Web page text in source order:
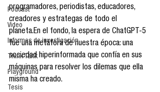
Podcast
Video
Informes de investigación
Think Tank
Playground
Tesis
programadores, periodistas, educadores,
creadores y estrategas de todo el
planeta.En el fondo, la espera de ChatGPT-5
fue una metáfora de nuestra época: una
sociedad hiperinformada que confía en sus
máquinas para resolver los dilemas que ella
misma ha creado.